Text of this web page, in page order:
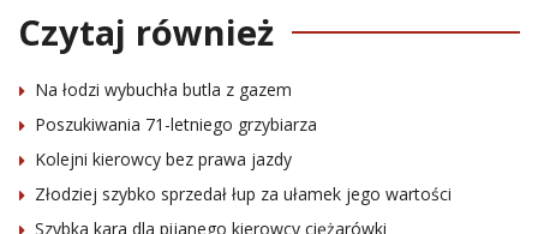
Czytaj również
Na łodzi wybuchła butla z gazem
Poszukiwania 71-letniego grzybiarza
Kolejni kierowcy bez prawa jazdy
Złodziej szybko sprzedał łup za ułamek jego wartości
Szybka kara dla pijanego kierowcy ciężarówki